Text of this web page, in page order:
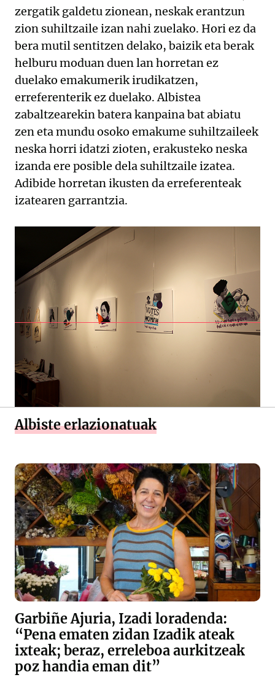
zergatik galdetu zionean, neskak erantzun
zion suhiltzaile izan nahi zuelako. Hori ez da
bera mutil sentitzen delako, baizik eta berak
helburu moduan duen lan horretan ez
duelako emakumerik irudikatzen,
erreferenterik ez duelako. Albistea
zabaltzearekin batera kanpaina bat abiatu
zen eta mundu osoko emakume suhiltzaileek
neska horri idatzi zioten, erakusteko neska
izanda ere posible dela suhiltzaile izatea.
Adibide horretan ikusten da erreferenteak
izatearen garrantzia.
Albiste erlazionatuak
Garbiñe Ajuria, Izadi loradenda:
“Pena ematen zidan Izadik ateak
ixteak; beraz, erreleboa aurkitzeak
poz handia eman dit”